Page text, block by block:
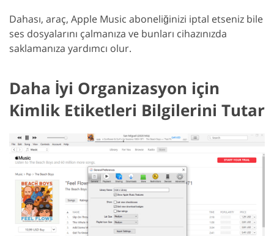
Dahası, araç, Apple Music aboneliğinizi iptal etseniz bile
ses dosyalarını çalmanıza ve bunları cihazınızda
saklamanıza yardımcı olur.
Daha İyi Organizasyon için
Kimlik Etiketleri Bilgilerini Tutar